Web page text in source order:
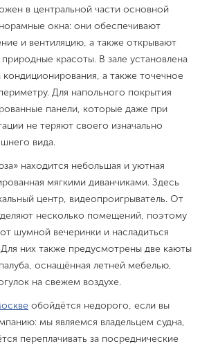
в центральной части основной
окна: они обеспечивают
и вентиляцию, а также открывают
красоты. В зале установлена
а также точечное
Для напольного покрытия
панели, которые даже при
не теряют своего изначально
вида.
находится небольшая и уютная
мягкими диванчиками. Здесь
центр, видеопроигрыватель. От
несколько помещений, поэтому
шумной вечеринки и насладиться
них также предусмотрены две каюты
оснащённая летней мебелью,
на свежем воздухе.
обойдётся недорого, если вы
мы являемся владельцем судна,
переплачивать за посреднические